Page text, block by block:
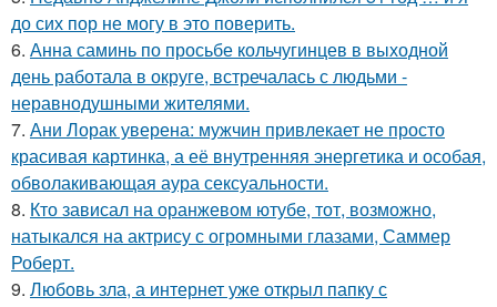
до сих пор не могу в это поверить.
6. Анна саминь по просьбе кольчугинцев в выходной
день работала в округе, встречалась с людьми -
неравнодушными жителями.
7. Ани Лорак уверена: мужчин привлекает не просто
красивая картинка, а её внутренняя энергетика и особая,
обволакивающая аура сексуальности.
8. Кто зависал на оранжевом ютубе, тот, возможно,
натыкался на актрису с огромными глазами, Саммер
Роберт.
9. Любовь зла, а интернет уже открыл папку с